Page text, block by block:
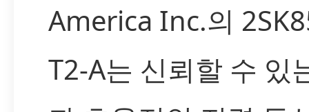
America Inc.의
T2-A는 신뢰할 수 있